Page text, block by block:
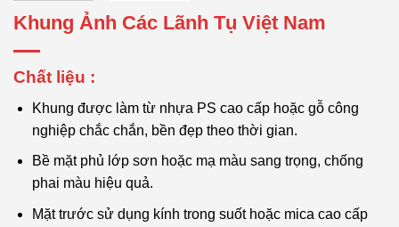
Khung Ảnh Các Lãnh Tụ Việt Nam
Chất liệu :
Khung được làm từ nhựa PS cao cấp hoặc gỗ công
nghiệp chắc chắn, bền đẹp theo thời gian.
Bề mặt phủ lớp sơn hoặc mạ màu sang trọng, chống
phai màu hiệu quả.
Mặt trước sử dụng kính trong suốt hoặc mica cao cấp